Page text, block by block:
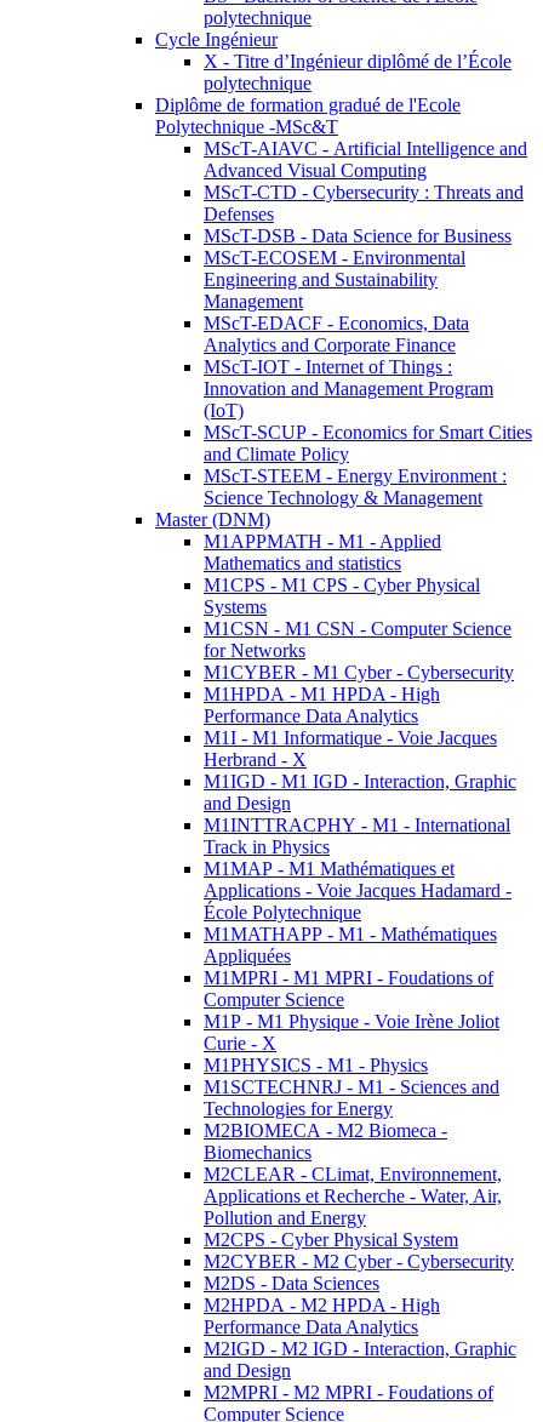
polytechnique
Cycle Ingénieur
X - Titre d’Ingénieur diplômé de l’École
polytechnique
Diplôme de formation gradué de l'Ecole
Polytechnique -MSc&T
MScT-AIAVC - Artificial Intelligence and
Advanced Visual Computing
MScT-CTD - Cybersecurity : Threats and
Defenses
MScT-DSB - Data Science for Business
MScT-ECOSEM - Environmental
Engineering and Sustainability
Management
MScT-EDACF - Economics, Data
Analytics and Corporate Finance
MScT-IOT - Internet of Things :
Innovation and Management Program
(IoT)
MScT-SCUP - Economics for Smart Cities
and Climate Policy
MScT-STEEM - Energy Environment :
Science Technology & Management
Master (DNM)
M1APPMATH - M1 - Applied
Mathematics and statistics
M1CPS - M1 CPS - Cyber Physical
Systems
M1CSN - M1 CSN - Computer Science
for Networks
M1CYBER - M1 Cyber - Cybersecurity
M1HPDA - M1 HPDA - High
Performance Data Analytics
M1I - M1 Informatique - Voie Jacques
Herbrand - X
M1IGD - M1 IGD - Interaction, Graphic
and Design
M1INTTRACPHY - M1 - International
Track in Physics
M1MAP - M1 Mathématiques et
Applications - Voie Jacques Hadamard -
École Polytechnique
M1MATHAPP - M1 - Mathématiques
Appliquées
M1MPRI - M1 MPRI - Foudations of
Computer Science
M1P - M1 Physique - Voie Irène Joliot
Curie - X
M1PHYSICS - M1 - Physics
M1SCTECHNRJ - M1 - Sciences and
Technologies for Energy
M2BIOMECA - M2 Biomeca -
Biomechanics
M2CLEAR - CLimat, Environnement,
Applications et Recherche - Water, Air,
Pollution and Energy
M2CPS - Cyber Physical System
M2CYBER - M2 Cyber - Cybersecurity
M2DS - Data Sciences
M2HPDA - M2 HPDA - High
Performance Data Analytics
M2IGD - M2 IGD - Interaction, Graphic
and Design
M2MPRI - M2 MPRI - Foudations of
Computer Science